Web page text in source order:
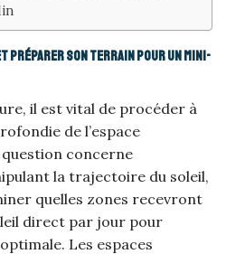
préparer son terrain pour un mini-
il est vital de procéder à
de l’espace
concerne
la trajectoire du soleil,
quelles zones recevront
direct par jour pour
Les espaces